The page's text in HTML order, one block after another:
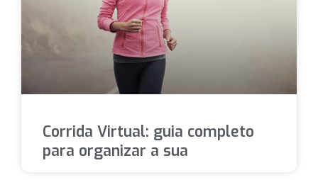
Corrida Virtual: guia completo
para organizar a sua